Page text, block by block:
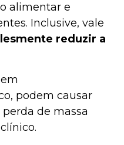
alimentar e
Inclusive, vale
reduzir a
podem causar
de massa